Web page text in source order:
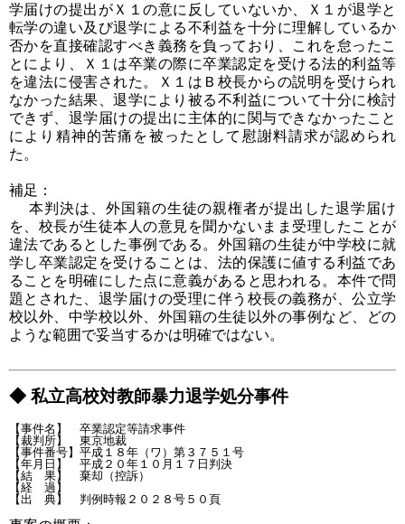
学届けの提出がＸ１の意に反していないか、Ｘ１が退学と
転学の違い及び退学による不利益を十分に理解しているか
否かを直接確認すべき義務を負っており、これを怠ったこ
とにより、Ｘ１は卒業の際に卒業認定を受ける法的利益等
を違法に侵害された。Ｘ１はＢ校長からの説明を受けられ
なかった結果、退学により被る不利益について十分に検討
できず、退学届けの提出に主体的に関与できなかったこと
により精神的苦痛を被ったとして慰謝料請求が認められ
た。
補足：
本判決は、外国籍の生徒の親権者が提出した退学届け
を、校長が生徒本人の意見を聞かないまま受理したことが
違法であるとした事例である。外国籍の生徒が中学校に就
学し卒業認定を受けることは、法的保護に値する利益であ
ることを明確にした点に意義があると思われる。本件で問
題とされた、退学届けの受理に伴う校長の義務が、公立学
校以外、中学校以外、外国籍の生徒以外の事例など、どの
ような範囲で妥当するかは明確ではない。
◆ 私立高校対教師暴力退学処分事件
【事件名】　卒業認定等請求事件
【裁判所】　東京地裁
【事件番号】平成１８年（ワ）第３７５１号
【年月日】　平成２０年１０月１７日判決
【結　果】　棄却（控訴）
【経　過】